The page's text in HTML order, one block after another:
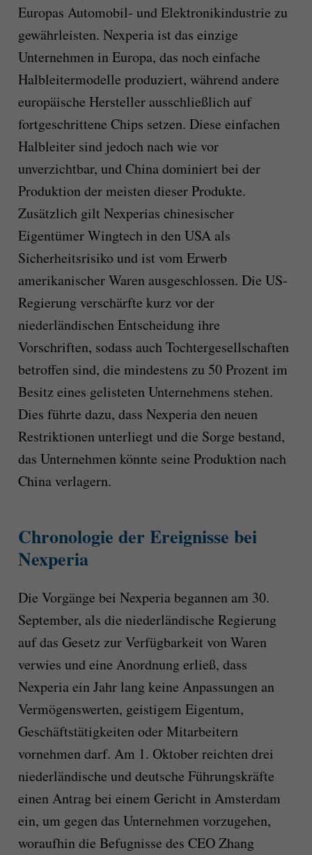
Europas Automobil- und Elektronikindustrie zu
gewährleisten. Nexperia ist das einzige
Unternehmen in Europa, das noch einfache
Halbleitermodelle produziert, während andere
europäische Hersteller ausschließlich auf
fortgeschrittene Chips setzen. Diese einfachen
Halbleiter sind jedoch nach wie vor
unverzichtbar, und China dominiert bei der
Produktion der meisten dieser Produkte.
Zusätzlich gilt Nexperias chinesischer
Eigentümer Wingtech in den USA als
Sicherheitsrisiko und ist vom Erwerb
amerikanischer Waren ausgeschlossen. Die US-
Regierung verschärfte kurz vor der
niederländischen Entscheidung ihre
Vorschriften, sodass auch Tochtergesellschaften
betroffen sind, die mindestens zu 50 Prozent im
Besitz eines gelisteten Unternehmens stehen.
Dies führte dazu, dass Nexperia den neuen
Restriktionen unterliegt und die Sorge bestand,
das Unternehmen könnte seine Produktion nach
China verlagern.
Chronologie der Ereignisse bei
Nexperia
Die Vorgänge bei Nexperia begannen am 30.
September, als die niederländische Regierung
auf das Gesetz zur Verfügbarkeit von Waren
verwies und eine Anordnung erließ, dass
Nexperia ein Jahr lang keine Anpassungen an
Vermögenswerten, geistigem Eigentum,
Geschäftstätigkeiten oder Mitarbeitern
vornehmen darf. Am 1. Oktober reichten drei
niederländische und deutsche Führungskräfte
einen Antrag bei einem Gericht in Amsterdam
ein, um gegen das Unternehmen vorzugehen,
woraufhin die Befugnisse des CEO Zhang